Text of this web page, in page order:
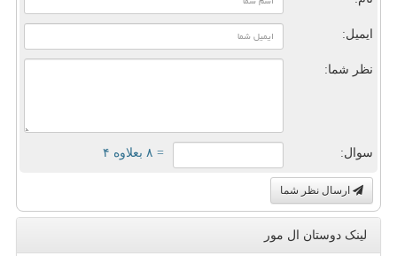
ایمیل:
نظر شما:
سوال: = ۸ بعلاوه ۴
ارسال نظر شما
لینک دوستان ال مور